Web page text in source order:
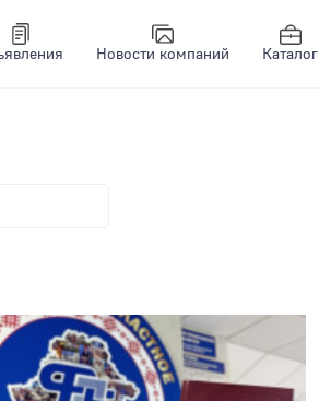
Новости компаний Каталог